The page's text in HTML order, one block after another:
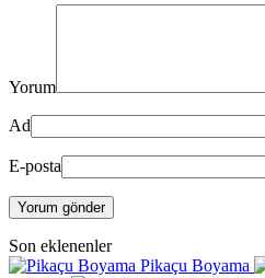
Yorum
Ad
E-posta
Yorum gönder
Son eklenenler
Pikaçu Boyama